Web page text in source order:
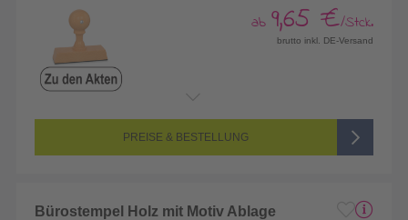
ab 9,65 €/Stck.
brutto inkl. DE-Versand
PREISE & BESTELLUNG
Bürostempel Holz mit Motiv Ablage